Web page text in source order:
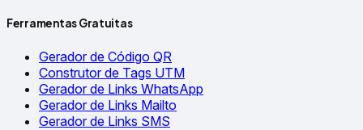
Ferramentas Gratuitas
Gerador de Código QR
Construtor de Tags UTM
Gerador de Links WhatsApp
Gerador de Links Mailto
Gerador de Links SMS